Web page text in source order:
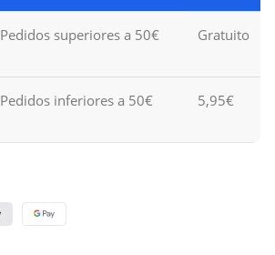
Pedidos superiores a 50€ Gratuito
Pedidos inferiores a 50€ 5,95€